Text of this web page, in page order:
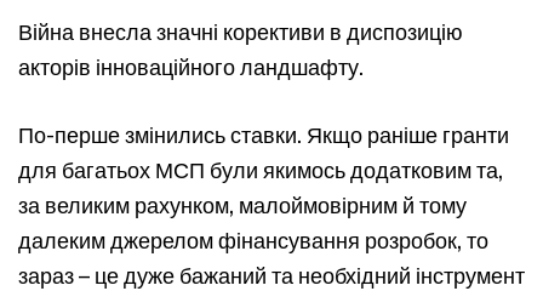
Війна внесла значні корективи в диспозицію
акторів інноваційного ландшафту.
По-перше змінились ставки. Якщо раніше гранти
для багатьох МСП були якимось додатковим та,
за великим рахунком, малоймовірним й тому
далеким джерелом фінансування розробок, то
зараз – це дуже бажаний та необхідний інструмент